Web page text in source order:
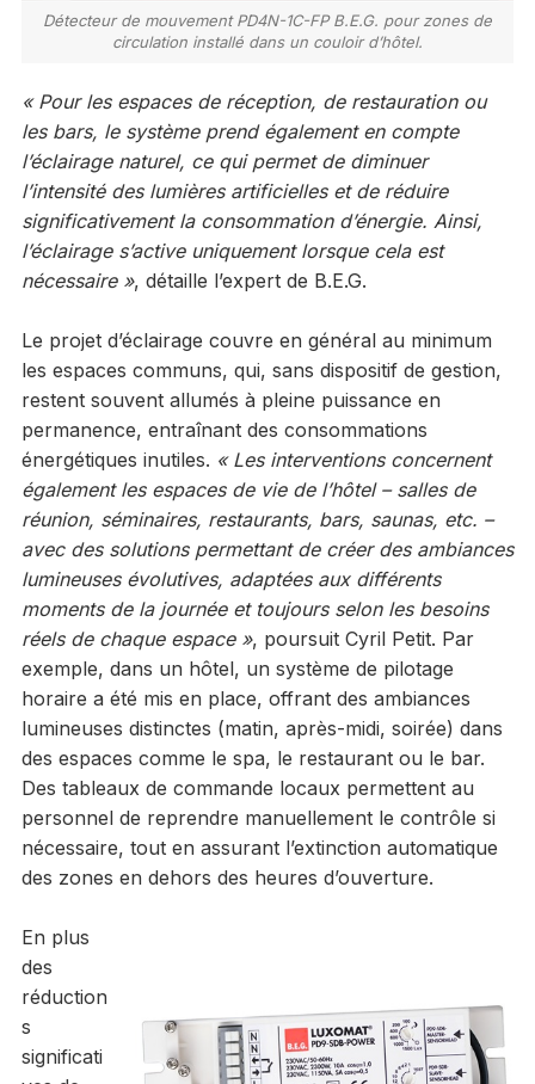
Détecteur de mouvement PD4N-1C-FP B.E.G. pour zones de
circulation installé dans un couloir d’hôtel.
« Pour les espaces de réception, de restauration ou
les bars, le système prend également en compte
l’éclairage naturel, ce qui permet de diminuer
l’intensité des lumières artificielles et de réduire
significativement la consommation d’énergie. Ainsi,
l’éclairage s’active uniquement lorsque cela est
nécessaire », détaille l’expert de B.E.G.
Le projet d’éclairage couvre en général au minimum
les espaces communs, qui, sans dispositif de gestion,
restent souvent allumés à pleine puissance en
permanence, entraînant des consommations
énergétiques inutiles. « Les interventions concernent
également les espaces de vie de l’hôtel – salles de
réunion, séminaires, restaurants, bars, saunas, etc. –
avec des solutions permettant de créer des ambiances
lumineuses évolutives, adaptées aux différents
moments de la journée et toujours selon les besoins
réels de chaque espace », poursuit Cyril Petit. Par
exemple, dans un hôtel, un système de pilotage
horaire a été mis en place, offrant des ambiances
lumineuses distinctes (matin, après-midi, soirée) dans
des espaces comme le spa, le restaurant ou le bar.
Des tableaux de commande locaux permettent au
personnel de reprendre manuellement le contrôle si
nécessaire, tout en assurant l’extinction automatique
des zones en dehors des heures d’ouverture.
En plus
des
réduction
s
significati